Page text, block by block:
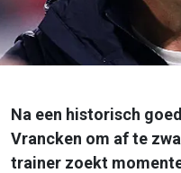
Na een historisch
Vrancken om af te
trainer zoekt